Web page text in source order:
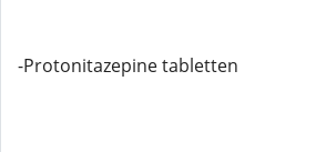
-Protonitazepine tabletten